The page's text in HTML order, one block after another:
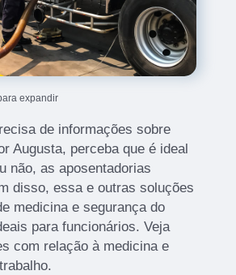
expandir
de informações sobre
Augusta, perceba que é ideal
não, as aposentadorias
disso, essa e outras soluções
medicina e segurança do
para funcionários. Veja
com relação à medicina e